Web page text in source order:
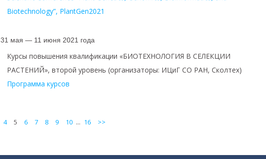
Biotechnology”, PlantGen2021
31 мая — 11 июня 2021 года
Курсы повышения квалификации «БИОТЕХНОЛОГИЯ В СЕЛЕКЦИИ
РАСТЕНИЙ», второй уровень (организаторы: ИЦиГ СО РАН, Сколтех)
Программа курсов
4 5 6 7 8 9 10 ... 16 >>